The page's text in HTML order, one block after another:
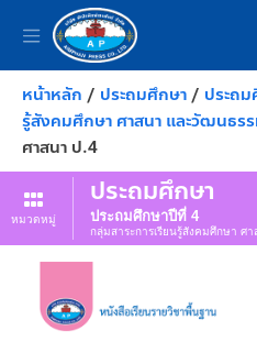
หน้าหลัก / ประถมศึกษา/ ประถ
รู้สังคมศึกษา ศาสนา และวัฒนธร
ศาสนา ป.4
หมวดหมู่
ประถมศึกษา
ประถมศึกษาปีที่ 4
กลุ่มสาระการเรียนรู้สังคมศึกษา ศ